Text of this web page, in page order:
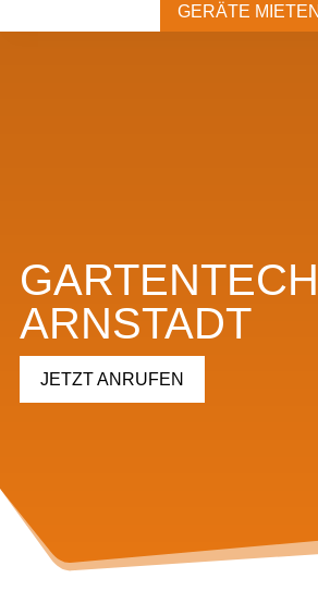
GERÄTE MIETEN
ARNSTADT
JETZT ANRUFEN